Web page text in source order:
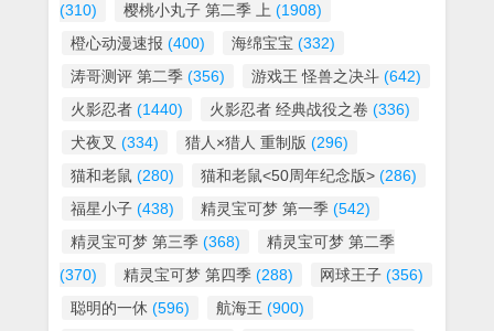
(310)
樱桃小丸子 第二季 上 (1908)
橙心动漫速报 (400) 海绵宝宝 (332)
涛哥测评 第二季 (356) 游戏王 怪兽之决斗 (642)
火影忍者 (1440) 火影忍者 经典战役之卷 (336)
犬夜叉 (334) 猎人×猎人 重制版 (296)
猫和老鼠 (280) 猫和老鼠<50周年纪念版> (286)
福星小子 (438) 精灵宝可梦 第一季 (542)
精灵宝可梦 第三季 (368)
精灵宝可梦 第二季
(370)
精灵宝可梦 第四季 (288) 网球王子 (356)
聪明的一休 (596) 航海王 (900)